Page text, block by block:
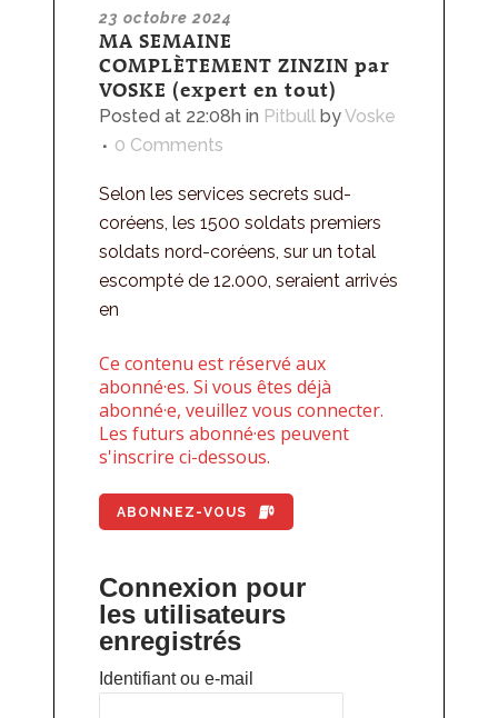
23 octobre 2024
MA SEMAINE
COMPLÈTEMENT ZINZIN par
VOSKE (expert en tout)
Posted at 22:08h in Pitbull byVoske
0 Comments
Selon les services secrets sud-
coréens, les 1500 soldats premiers
soldats nord-coréens, sur un total
escompté de 12.000, seraient arrivés
en
Ce contenu est réservé aux
abonné·es. Si vous êtes déjà
abonné·e, veuillez vous connecter.
Les futurs abonné·es peuvent
s'inscrire ci-dessous.
ABONNEZ-VOUS
Connexion pour
les utilisateurs
enregistrés
Identifiant ou e-mail